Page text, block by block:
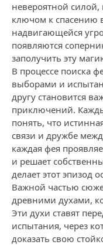
невероятной
ключом к спасению
надвигающейся
появляются
заполучить эту
В процессе поиска
выборами и
другу становится
приключений.
понять, что
связи и дружбе
каждая фея
и решает
делает этот эпизод
Важной частью
древними духами,
Эти духи ставят
испытания, через
доказать свою